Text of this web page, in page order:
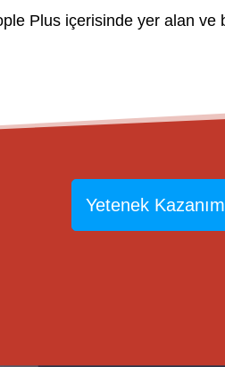
Plus içerisinde yer alan ve
Yetenek